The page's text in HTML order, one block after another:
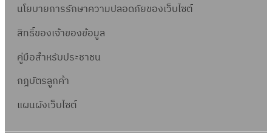
นโยบายการรักษาความปลอดภัยของเว็บไซต์
สิทธิ์ของเจ้าของข้อมูล
คู่มือสำหรับประชาชน
กฎบัตรลูกค้า
แผนผังเว็บไซต์